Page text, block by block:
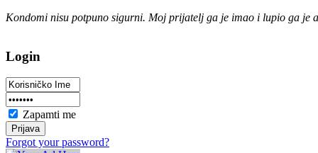
Kondomi nisu potpuno sigurni. Moj prijatelj ga je imao i lupio ga je
Login
Zapamti me
Forgot your password?